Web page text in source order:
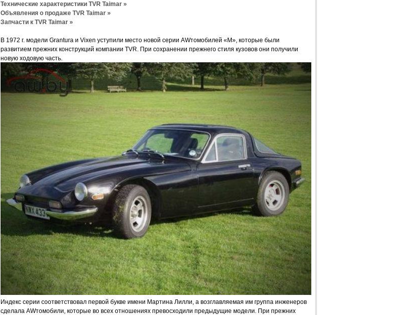
Технические характеристики TVR Taimar »
Объявления о продаже TVR Taimar »
Запчасти к TVR Taimar »
В 1972 г. модели Grantura и Vixen уступили место новой серии AWтомобилей «М», которые были
развитием прежних конструкций компании TVR. При сохранении прежнего стиля кузовов они получили
новую ходовую часть.
Индекс серии соответствовал первой букве имени Мартина Лилли, а возглавляемая им группа инженеров
сделала AWтомобили, которые во всех отношениях превосходили предыдущие модели. При прежних